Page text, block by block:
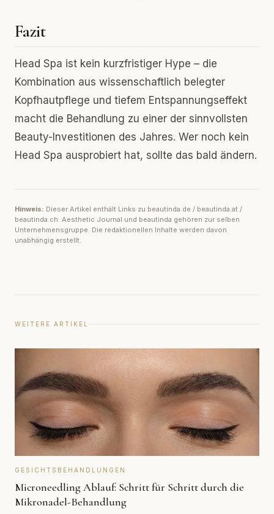
Fazit
Head Spa ist kein kurzfristiger Hype – die
Kombination aus wissenschaftlich belegter
Kopfhautpflege und tiefem Entspannungseffekt
macht die Behandlung zu einer der sinnvollsten
Beauty-Investitionen des Jahres. Wer noch kein
Head Spa ausprobiert hat, sollte das bald ändern.
Hinweis: Dieser Artikel enthält Links zu beautinda.de / beautinda.at /
beautinda.ch. Aesthetic Journal und beautinda gehören zur selben
Unternehmensgruppe. Die redaktionellen Inhalte werden davon
unabhängig erstellt.
WEITERE ARTIKEL
GESICHTSBEHANDLUNGEN
Microneedling Ablauf: Schritt für Schritt durch die
Mikronadel-Behandlung